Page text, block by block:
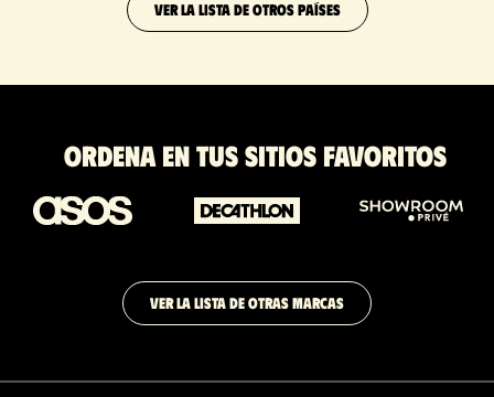
VER LA LISTA DE OTROS PAÍSES
Ordena en tus sitios favoritos
VER LA LISTA DE OTRAS MARCAS